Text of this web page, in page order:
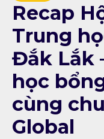
Recap
Trung
Đắk Lắk
học
cùng
Global